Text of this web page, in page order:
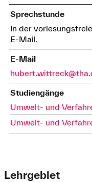
Sprechstunde
In der
E-Mail.
E-Mail
Studiengänge
Umwelt- und
Umwelt- und
Lehrgebiet